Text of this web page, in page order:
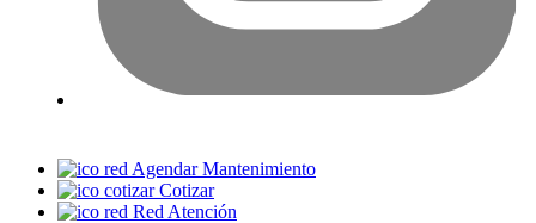
Agendar Mantenimiento
Cotizar
Red Atención